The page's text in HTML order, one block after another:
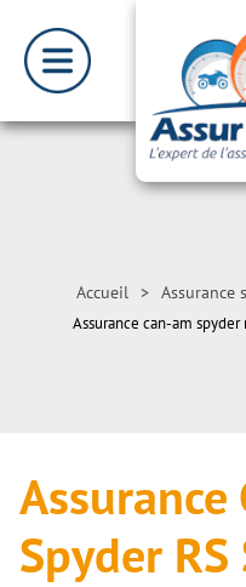
Accueil > Assurance
Assurance can-am spyder
Assurance
Spyder RS